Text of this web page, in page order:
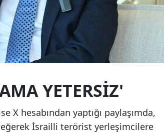
YETERSIZ'
X hesabından yaptığı paylaşımda,
İsrailli terörist yerleşimcilere